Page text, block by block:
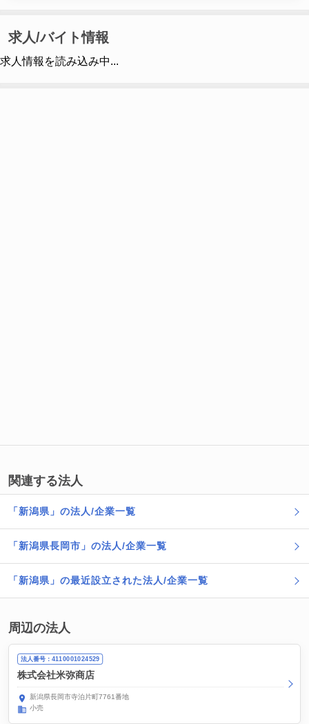
求人/バイト情報
求人情報を読み込み中...
関連する法人
「新潟県」の法人/企業一覧
「新潟県長岡市」の法人/企業一覧
「新潟県」の最近設立された法人/企業一覧
周辺の法人
法人番号：4110001024529
株式会社米弥商店
新潟県長岡市寺泊片町7761番地
小売